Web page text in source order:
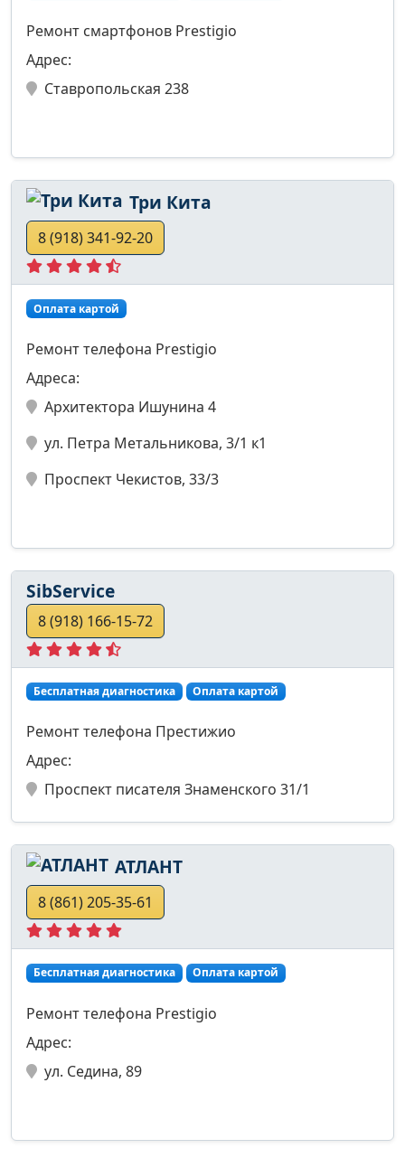
Ремонт смартфонов Prestigio
Адрес:
Ставропольская 238
Три Кита
8 (918) 341-92-20
Оплата картой
Ремонт телефона Prestigio
Адреса:
Архитектора Ишунина 4
ул. Петра Метальникова, 3/1 к1
Проспект Чекистов, 33/3
SibService
8 (918) 166-15-72
Бесплатная диагностика Оплата картой
Ремонт телефона Престижио
Адрес:
Проспект писателя Знаменского 31/1
АТЛАНТ
8 (861) 205-35-61
Бесплатная диагностика Оплата картой
Ремонт телефона Prestigio
Адрес:
ул. Седина, 89